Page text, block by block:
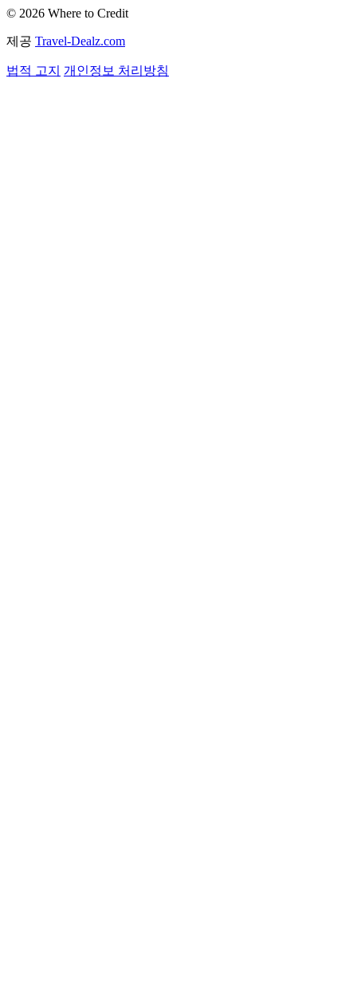
© 2026 Where to Credit
제공 Travel-Dealz.com
법적 고지 개인정보 처리방침